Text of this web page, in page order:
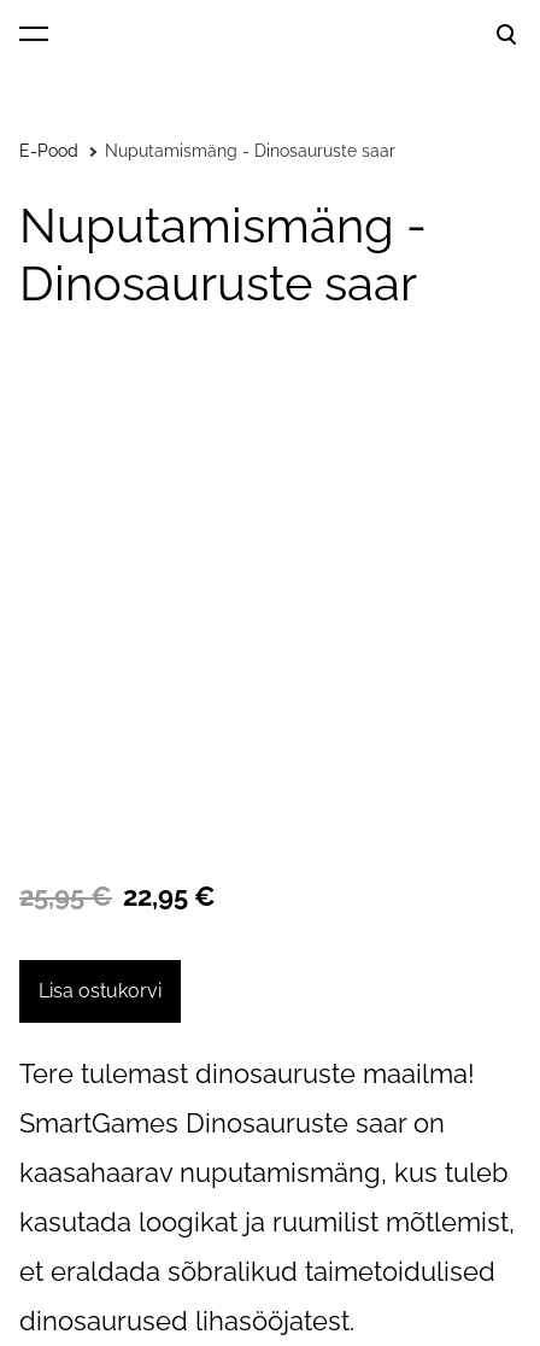
lisati ostukorvi.
E-Pood Nuputamismäng - Dinosauruste saar
Nuputamismäng -
Dinosauruste saar
25,95 € 22,95 €
Lisa ostukorvi
Tere tulemast dinosauruste maailma!
SmartGames Dinosauruste saar on
kaasahaarav nuputamismäng, kus tuleb
kasutada loogikat ja ruumilist mõtlemist,
et eraldada sõbralikud taimetoidulised
dinosaurused lihasööjatest.